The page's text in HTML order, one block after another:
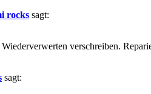
rocks sagt:
verschreiben.
sagt: